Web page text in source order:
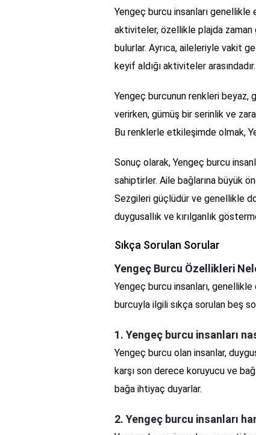
Yengeç burcu insanları
aktiviteler, özellikle plajda
bulurlar. Ayrıca, aileleriyle vakit
keyif aldığı aktiviteler arasındadır.
Yengeç burcunun renkleri beyaz,
verirken, gümüş bir serinlik ve
Bu renklerle etkileşimde olmak,
Sonuç olarak, Yengeç burcu
sahiptirler. Aile bağlarına büyük
Sezgileri güçlüdür ve genellikle
duygusallık ve kırılganlık
Sıkça Sorulan Sorular
Yengeç Burcu Özellikleri
Yengeç burcu insanları,
burcuyla ilgili sıkça sorulan beş
1. Yengeç burcu insanları
Yengeç burcu olan insanlar,
karşı son derece koruyucu ve
bağa ihtiyaç duyarlar.
2. Yengeç burcu insanları